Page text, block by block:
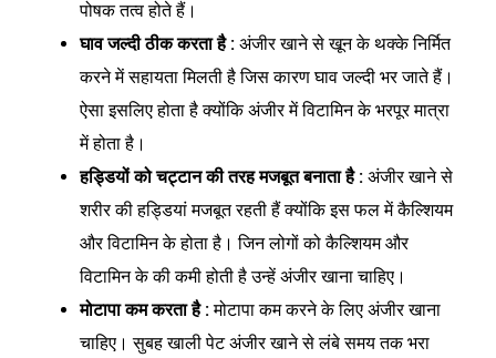
पोषक तत्व होते हैं।
घाव जल्दी ठीक करता है : अंजीर खाने से खून के थक्के निर्मित
करने में सहायता मिलती है जिस कारण घाव जल्दी भर जाते हैं।
ऐसा इसलिए होता है क्योंकि अंजीर में विटामिन के भरपूर मात्रा
में होता है।
हड्डियों को चट्टान की तरह मजबूत बनाता है : अंजीर खाने से
शरीर की हड्डियां मजबूत रहती हैं क्योंकि इस फल में कैल्शियम
और विटामिन के होता है। जिन लोगों को कैल्शियम और
विटामिन के की कमी होती है उन्हें अंजीर खाना चाहिए।
मोटापा कम करता है :मोटापा कम करने के लिए अंजीर खाना
चाहिए। सुबह खाली पेट अंजीर खाने से लंबे समय तक भरा